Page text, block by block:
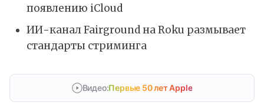
появлению iCloud
ИИ-канал Fairground на Roku размывает
стандарты стриминга
Видео:Первые 50 лет Apple